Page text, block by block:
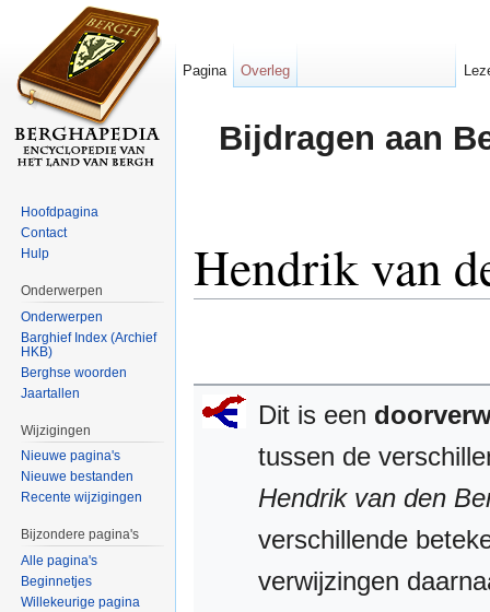
Bijdragen aan
Hendrik van
Dit is een
tussen de
Hendrik van den
verschillende
verwijzingen
Pagina Overleg
Hoofdpagina
Contact
Hulp
Onderwerpen
Onderwerpen
Barghief Index (Archief
HKB)
Berghse woorden
Jaartallen
Wijzigingen
Nieuwe pagina's
Nieuwe bestanden
Recente wijzigingen
Bijzondere pagina's
Alle pagina's
Beginnetjes
Willekeurige pagina